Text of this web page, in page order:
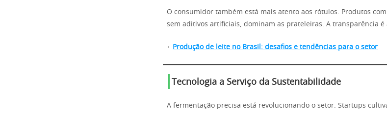
O consumidor também está mais atento aos rótulos. Produtos
sem aditivos artificiais, dominam as prateleiras. A transparência é
+ Produção de leite no Brasil: desafios e tendências para o setor
Tecnologia a Serviço da Sustentabilidade
A fermentação precisa está revolucionando o setor. Startups